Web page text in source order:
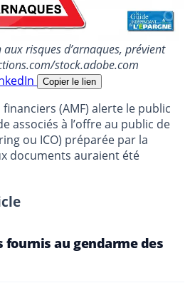
risques d’arnaques, prévient
stock.adobe.com
Copier le lien
(AMF) alerte le public
associés à l’offre au public de
ou ICO) préparée par la
documents auraient été
fournis au gendarme des